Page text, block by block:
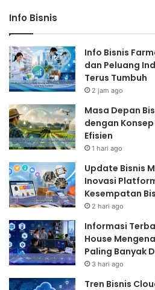
Info Bisnis
Info Bisnis
dan Peluang
Terus Tumbuh
2 jam ago
Masa Depan
dengan
Efisien
1 hari ago
Update Bisnis
Inovasi
Kesempatan
2 hari ago
Informasi
House
Paling Banyak
3 hari ago
Tren Bisnis